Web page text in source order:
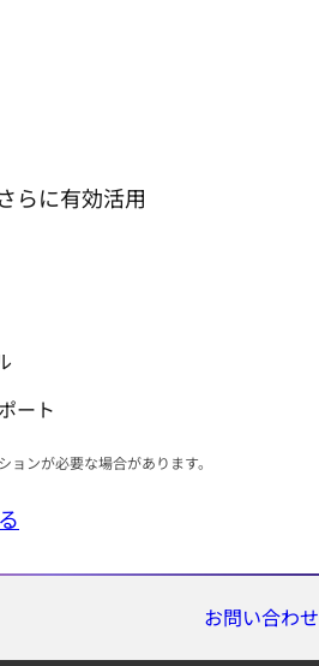
らに有効活用
ート
ンが必要な場合があります。
お問い合わせ